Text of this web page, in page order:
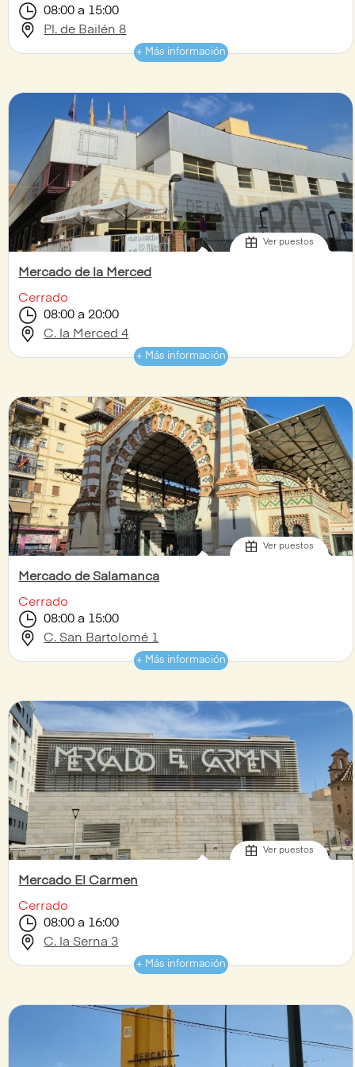
08:00 a 15:00
Pl. de Bailén 8
+ Más información
Ver puestos
Mercado de la Merced
Cerrado
08:00 a 20:00
C. la Merced 4
+ Más información
Ver puestos
Mercado de Salamanca
Cerrado
08:00 a 15:00
C. San Bartolomé 1
+ Más información
Ver puestos
Mercado El Carmen
Cerrado
08:00 a 16:00
C. la Serna 3
+ Más información